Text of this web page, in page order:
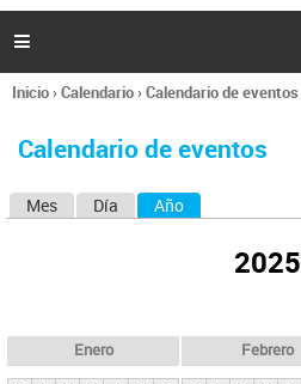
l
d

Se
usted
Inicio›Calendario›Calendario de eventos
Calendario de eventos
Mes Día Año
2025
Enero Febrero